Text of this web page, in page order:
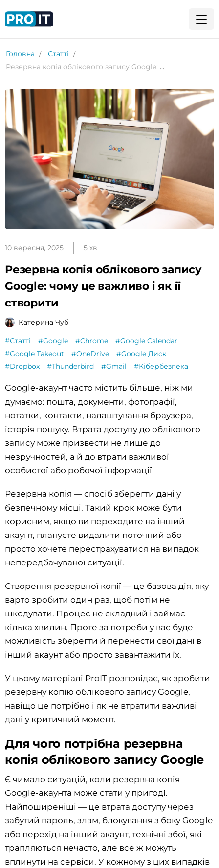
Головна
Статті
Резервна копія облікового запису Google: чому це важливо і як її створити
10 вересня, 2025 5 хв
Резервна копія облікового запису
Google: чому це важливо і як її
створити
Катерина Чуб
#Статті #Google #Chrome
#Google Calendar
#Google Takeout
#OneDrive
#Google Диск
#Dropbox
#Thunderbird #Gmail #Кібербезпека
Google-акаунт часто містить більше, ніж ми
думаємо: пошта, документи, фотографії,
нотатки, контакти, налаштування браузера,
історія пошуку. Втрата доступу до облікового
запису може призвести не лише до
незручностей, а й до втрати важливої
особистої або робочої інформації.
Резервна копія — спосіб зберегти дані у
безпечному місці. Такий крок може бути
корисним, якщо ви переходите на інший
акаунт, плануєте видалити поточний або
просто хочете перестрахуватися на випадок
непередбачуваної ситуації.
Створення резервної копії — це базова дія, яку
варто зробити один раз, щоб потім не
шкодувати. Процес не складний і займає
кілька хвилин. Проте за потреби у вас буде
можливість зберегти й перенести свої дані в
інший акаунт або просто завантажити їх.
У цьому матеріалі ProIT розповідає, як зробити
резервну копію облікового запису Google,
навіщо це потрібно і як не втратити важливі
дані у критичний момент.
Для чого потрібна резервна
копія облікового запису Google
Є чимало ситуацій, коли резервна копія
Google-акаунта може стати у пригоді.
Найпоширеніші — це втрата доступу через
забутий пароль, злам, блокування з боку Google
або перехід на інший акаунт, технічні збої, які
трапляються нечасто, але все ж можуть
вплинути на сервіси. У кожному з цих випадків